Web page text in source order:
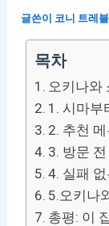
글쓴이 코니 트레
목차
오키나와
1. 시마부
2. 추천
3. 방문
4. 실패
5.오키나
총평: 이